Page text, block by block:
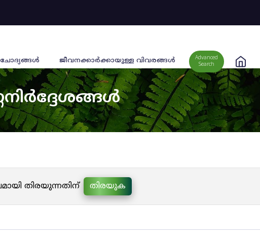
ജീവനക്കാര്‍ക്കായുള്ള വിവരങ്ങള്‍
Advanced
Search
തിരയുന്നതിന് തിരയുക